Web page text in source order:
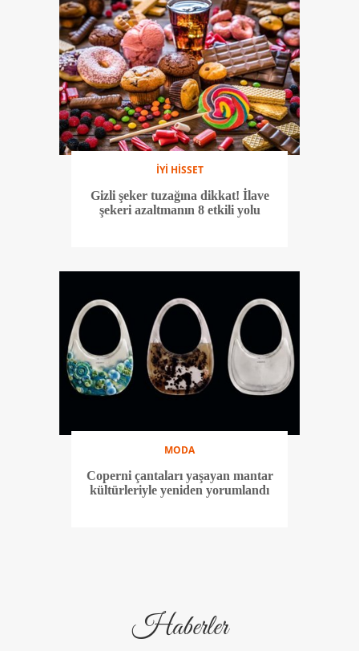
İYİ HİSSET
Gizli şeker tuzağına dikkat! İlave
şekeri azaltmanın 8 etkili yolu
MODA
Coperni çantaları yaşayan mantar
kültürleriyle yeniden yorumlandı
Haberler